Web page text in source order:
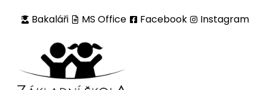
Bakaláři MS Office Facebook Instagram